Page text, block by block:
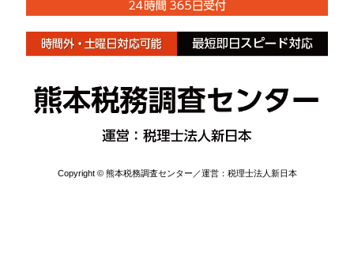
Copyright © 熊本税務調査センター／運営：税理士法人新日本